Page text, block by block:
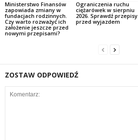
Ministerstwo Finansów
zapowiada zmiany w
fundacjach rodzinnych.
Czy warto rozważyć ich
założenie jeszcze przed
nowymi przepisami?
Ograniczenia ruchu
ciężarówek w sierpniu
2026. Sprawdź przepisy
przed wyjazdem
ZOSTAW ODPOWIEDŹ